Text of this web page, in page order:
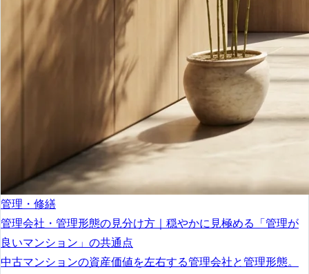
管理・修繕
管理会社・管理形態の見分け方｜穏やかに見極める「管理が
良いマンション」の共通点
中古マンションの資産価値を左右する管理会社と管理形態。